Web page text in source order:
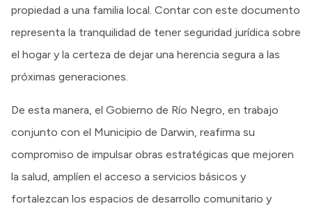
propiedad a una familia local. Contar con este documento
representa la tranquilidad de tener seguridad jurídica sobre
el hogar y la certeza de dejar una herencia segura a las
próximas generaciones.
De esta manera, el Gobierno de Río Negro, en trabajo
conjunto con el Municipio de Darwin, reafirma su
compromiso de impulsar obras estratégicas que mejoren
la salud, amplíen el acceso a servicios básicos y
fortalezcan los espacios de desarrollo comunitario y